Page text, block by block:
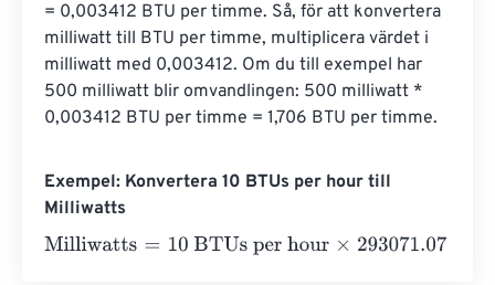
= 0,003412 BTU per timme. Så, för att konvertera
milliwatt till BTU per timme, multiplicera värdet i
milliwatt med 0,003412. Om du till exempel har
500 milliwatt blir omvandlingen: 500 milliwatt *
0,003412 BTU per timme = 1,706 BTU per timme.
Exempel: Konvertera 10 BTUs per hour till
Milliwatts
Milliwatts=10 BTUs per hour×293071.07=2930710.7